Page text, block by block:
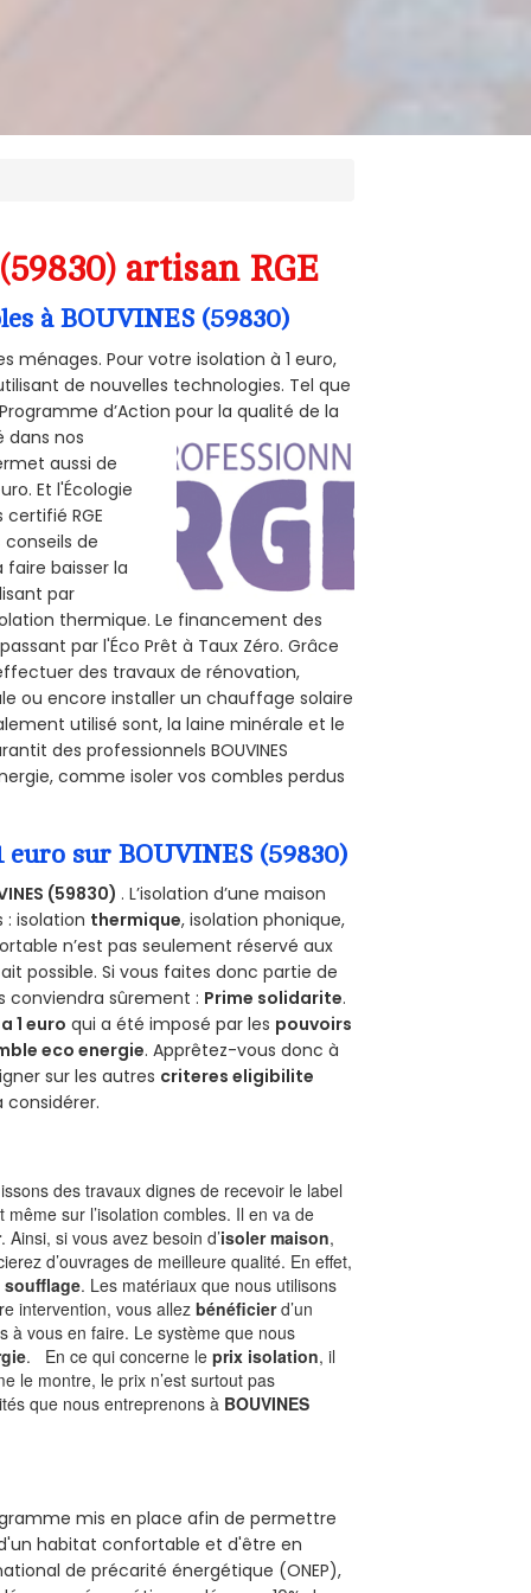
artisan RGE
à BOUVINES (59830)
ménages. Pour votre isolation à 1 euro,
de nouvelles technologies. Tel que
d’Action pour la qualité de la
dans nos
aussi de
Et l'Écologie
RGE
conseils de
faire baisser la
par
thermique. Le financement des
par l'Éco Prêt à Taux Zéro. Grâce
des travaux de rénovation,
ou encore installer un chauffage solaire
utilisé sont, la laine minérale et le
des professionnels BOUVINES
comme isoler vos combles perdus
sur BOUVINES (59830)
(59830) . L’isolation d’une maison
isolation thermique, isolation phonique,
n’est pas seulement réservé aux
possible. Si vous faites donc partie de
conviendra sûrement : Prime solidarite.
1 euro qui a été imposé par les pouvoirs
eco energie. Apprêtez-vous donc à
sur les autres criteres eligibilite
considérer.
des travaux dignes de recevoir le label
sur l’isolation combles. Il en va de
. Ainsi, si vous avez besoin d’isoler maison,
d’ouvrages de meilleure qualité. En effet,
soufflage. Les matériaux que nous utilisons
intervention, vous allezbénéficierd’un
à vous en faire. Le système que nous
. En ce qui concerne leprix isolation, il
le montre, le prix n’est surtout pas
que nous entreprenons à BOUVINES
mis en place afin de permettre
d'un habitat confortable et d'être en
de précarité énergétique (ONEP),